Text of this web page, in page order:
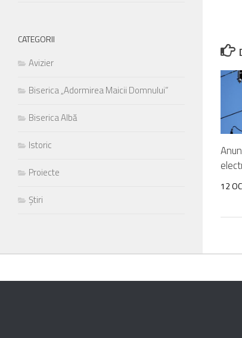
12
CATEGORII
Avizier
Biserica „Adormirea Maicii Domnului”
Biserica Albă
Istoric
Proiecte
Știri